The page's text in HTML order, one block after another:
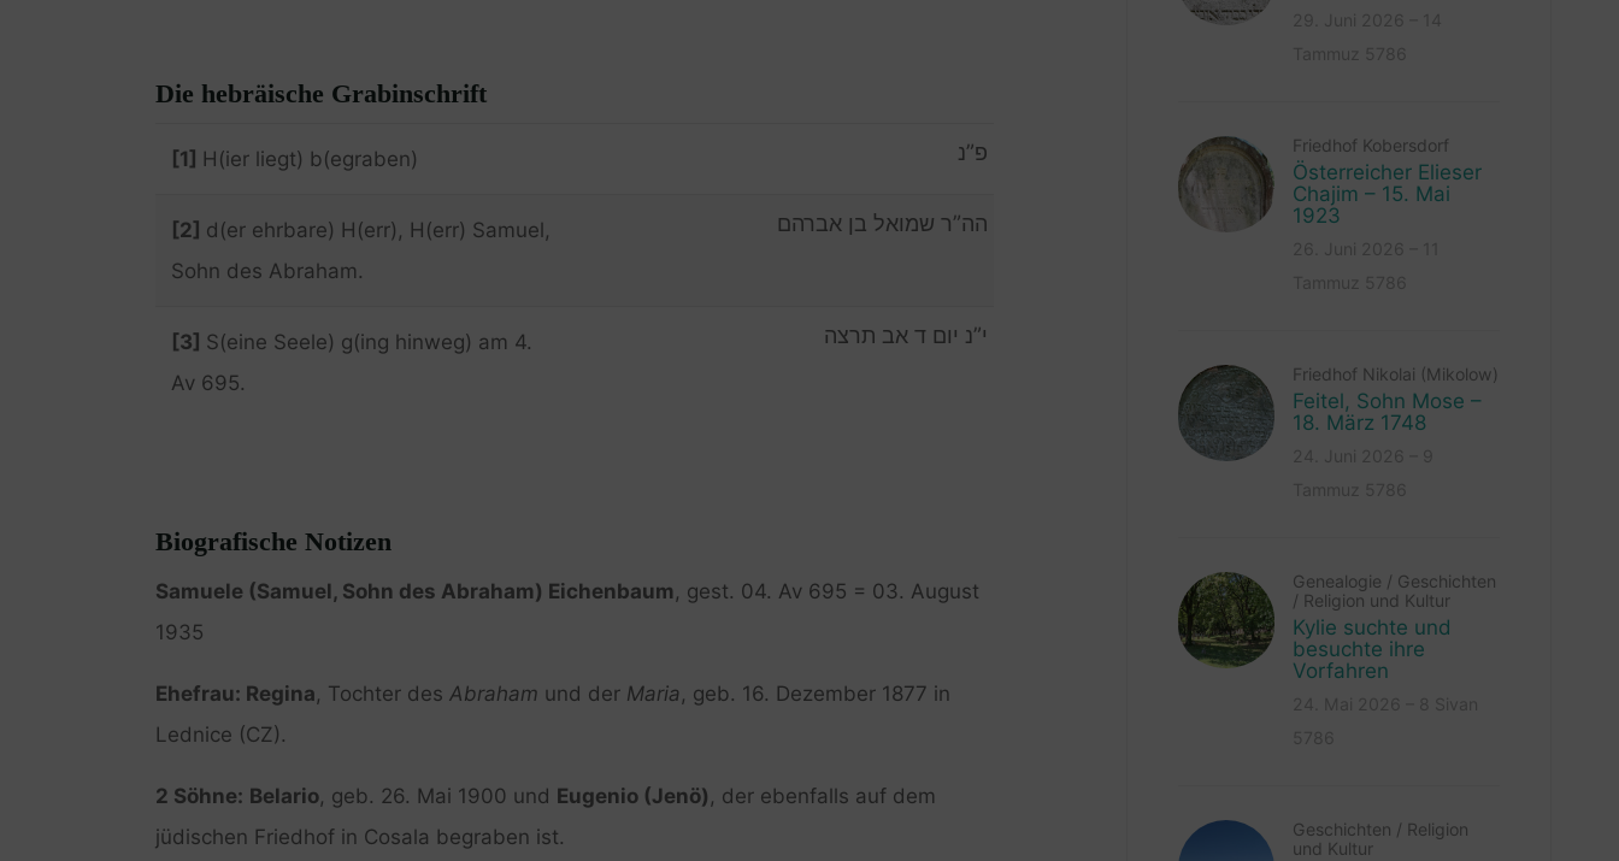
Die hebräische Grabinschrift
[1] H(ier liegt) b(egraben) פ”נ
[2] d(er ehrbare) H(err), H(err) Samuel,
Sohn des Abraham.
הה”ר שמואל בן אברהם
[3] S(eine Seele) g(ing hinweg) am 4.
Av 695.
י”נ יום ד אב תרצה
Biografische Notizen
Samuele (Samuel, Sohn des Abraham) Eichenbaum , gest. 04. Av 695 = 03. August
1935
Ehefrau: Regina, Tochter des Abraham und der Maria , geb. 16. Dezember 1877 in
Lednice (CZ).
2 Söhne: Belario, geb. 26. Mai 1900 und Eugenio (Jenö) , der ebenfalls auf dem
jüdischen Friedhof in Cosala begraben ist.
Friedhof Kobersdorf
Österreicher Elieser
Chajim – 15. Mai
1923
Friedhof Nikolai (Mikolow)
Feitel, Sohn Mose –
18. März 1748
Genealogie / Geschichten
/ Religion und Kultur
Kylie suchte und
besuchte ihre
Vorfahren
Geschichten / Religion
und Kultur